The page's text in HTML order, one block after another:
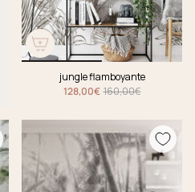
jungle flamboyante
128,00€ 160,00€